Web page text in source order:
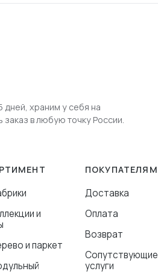
дней, храним у себя на
в любую точку России.
и
и паркет
ПОКУПАТЕЛЯМ
Доставка
Оплата
Возврат
Сопутствующие
услуги